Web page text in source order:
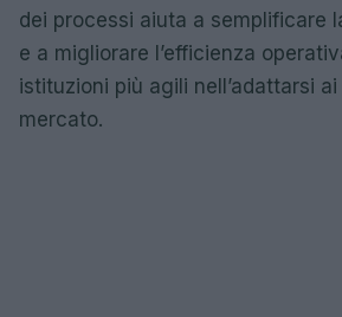
dei processi aiuta a semplificare
e a migliorare l’efficienza
istituzioni più agili nell’adattarsi
mercato.